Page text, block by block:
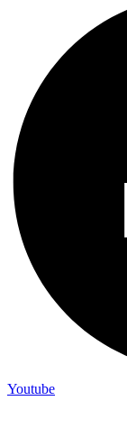
Youtube